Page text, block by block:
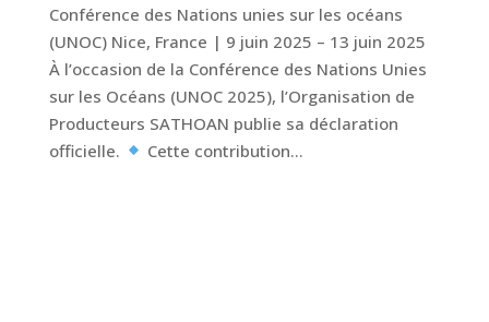
Conférence des Nations unies sur les océans
(UNOC) Nice, France | 9 juin 2025 – 13 juin 2025
À l’occasion de la Conférence des Nations Unies
sur les Océans (UNOC 2025), l’Organisation de
Producteurs SATHOAN publie sa déclaration
officielle.
Cette contribution...